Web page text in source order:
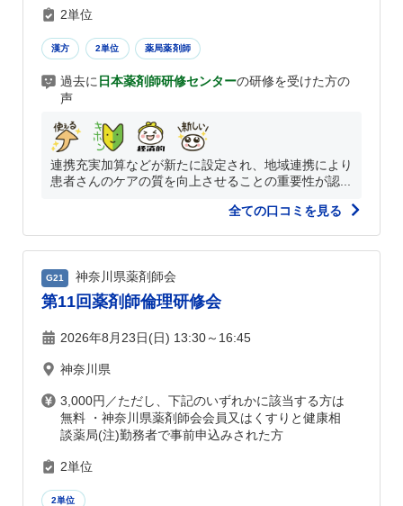
2単位
漢方 2単位 薬局薬剤師
過去に 日本薬剤師研修センターの研修を受けた方の
声
連携充実加算などが新たに設定され、地域連携により
患者さんのケアの質を向上させることの重要性が認...
全ての口コミを見る
G21 神奈川県薬剤師会
第11回薬剤師倫理研修会
2026年8月23日(日) 13:30～16:45
神奈川県
3,000円／ただし、下記のいずれかに該当する方は
無料 ・神奈川県薬剤師会会員又はくすりと健康相
談薬局(注)勤務者で事前申込みされた方
2単位
2単位